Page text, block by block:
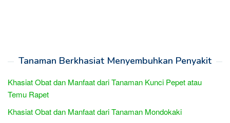
Tanaman Berkhasiat Menyembuhkan Penyakit
Khasiat Obat dan Manfaat dari Tanaman Kunci Pepet atau
Temu Rapet
Khasiat Obat dan Manfaat dari Tanaman Mondokaki